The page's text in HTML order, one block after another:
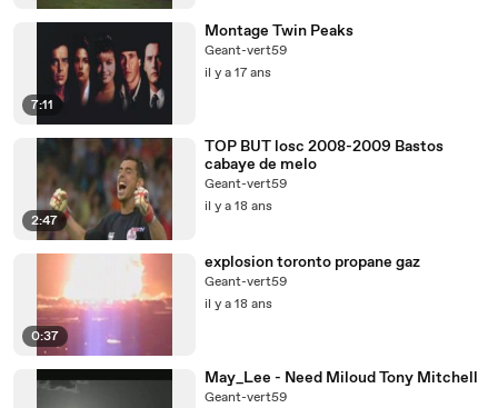
7:11
Montage Twin Peaks
Geant-vert59
il y a 17 ans
2:47
TOP BUT losc 2008-2009 Bastos
cabaye de melo
Geant-vert59
il y a 18 ans
0:37
explosion toronto propane gaz
Geant-vert59
il y a 18 ans
May_Lee - Need Miloud Tony Mitchell
Geant-vert59